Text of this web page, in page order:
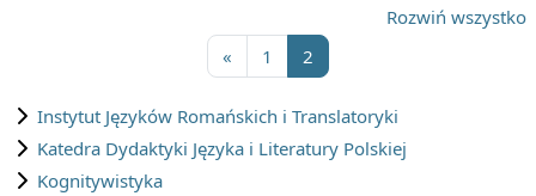
Rozwiń wszystko
« Poprzednia strona
1 Strona 1
2
Instytut Języków Romańskich i Translatoryki
Katedra Dydaktyki Języka i Literatury Polskiej
Kognitywistyka